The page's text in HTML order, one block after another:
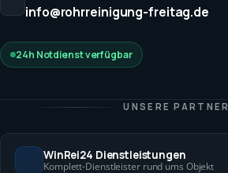
info@rohrreinigung-freitag.de
24h Notdienst verfügbar
UNSERE PARTNER
WinRei24 Dienstleistungen
Komplett-Dienstleister rund ums Objekt